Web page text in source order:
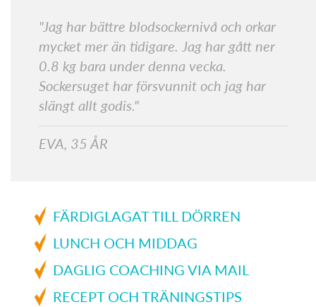
"Jag har bättre blodsockernivå och orkar
mycket mer än tidigare. Jag har gått ner
0.8 kg bara under denna vecka.
Sockersuget har försvunnit och jag har
slängt allt godis."
EVA, 35 ÅR
FÄRDIGLAGAT TILL DÖRREN
LUNCH OCH MIDDAG
DAGLIG COACHING VIA MAIL
RECEPT OCH TRÄNINGSTIPS